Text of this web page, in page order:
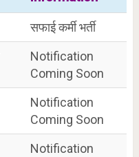
सफाई कर्मी भर्ती
Notification
Coming Soon
Notification
Coming Soon
Notification